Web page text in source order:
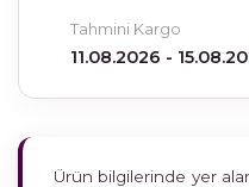
Tahmini Kargo
11.08.2026 -
Ürün bilgilerinde yer